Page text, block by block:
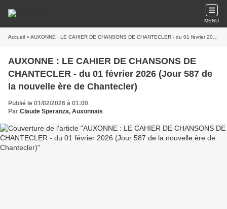
MENU
Accueil » AUXONNE : LE CAHIER DE CHANSONS DE CHANTECLER - du 01 février 2026 (Jour 587 de la nouvelle ère de Chantecler)
AUXONNE : LE CAHIER DE CHANSONS DE
CHANTECLER - du 01 février 2026 (Jour 587 de
la nouvelle ère de Chantecler)
Publié le 01/02/2026 à 01:00
Par Claude Speranza, Auxonnais